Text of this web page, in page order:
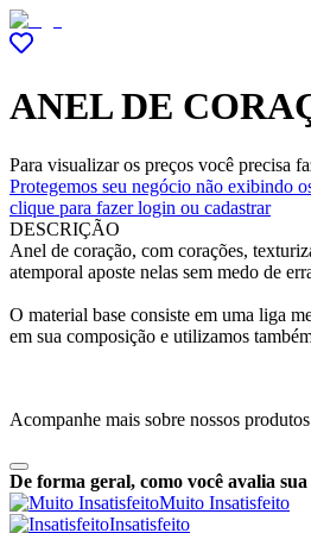
ANEL DE
Para visualizar os preços você precisa
Protegemos seu negócio não exibindo
clique para fazer login ou cadastrar
DESCRIÇÃO
Anel de coração, com corações,
atemporal aposte nelas sem medo de
O material base consiste em uma liga
em sua composição e utilizamos
Acompanhe mais sobre nossos
De forma geral, como você avalia
Muito Insatisfeito
Insatisfeito